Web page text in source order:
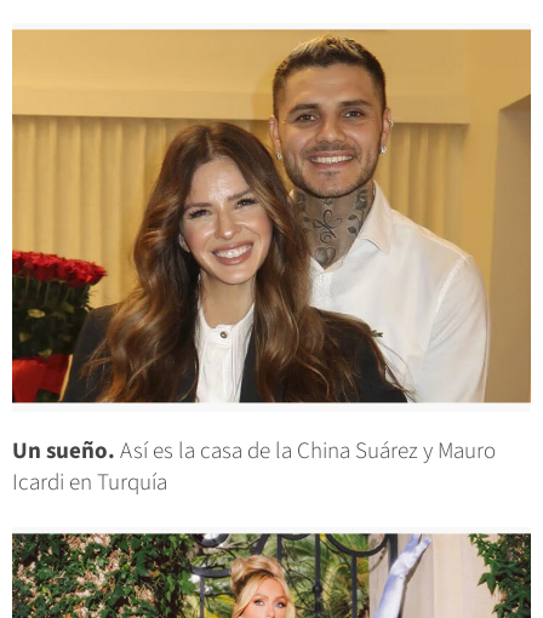
Un sueño.Así es la casa de la China Suárez y Mauro
Icardi en Turquía